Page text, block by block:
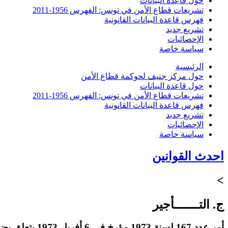
تشريعات قطاع الأمن في تونس: الفهرس 1956-2011
فهرس قاعدة البيانات القانونية
تشريع جديد
الإحصائيات
سياسة خاصة
الرئيسية
حول مركز جنيف لحوكمة قطاع الأمن
حول قاعدة البيانات
تشريعات قطاع الأمن في تونس: الفهرس 1956-2011
فهرس قاعدة البيانات القانونية
تشريع جديد
الإحصائيات
سياسة خاصة
احدث القوانين
>
ج. التـــــــأجير